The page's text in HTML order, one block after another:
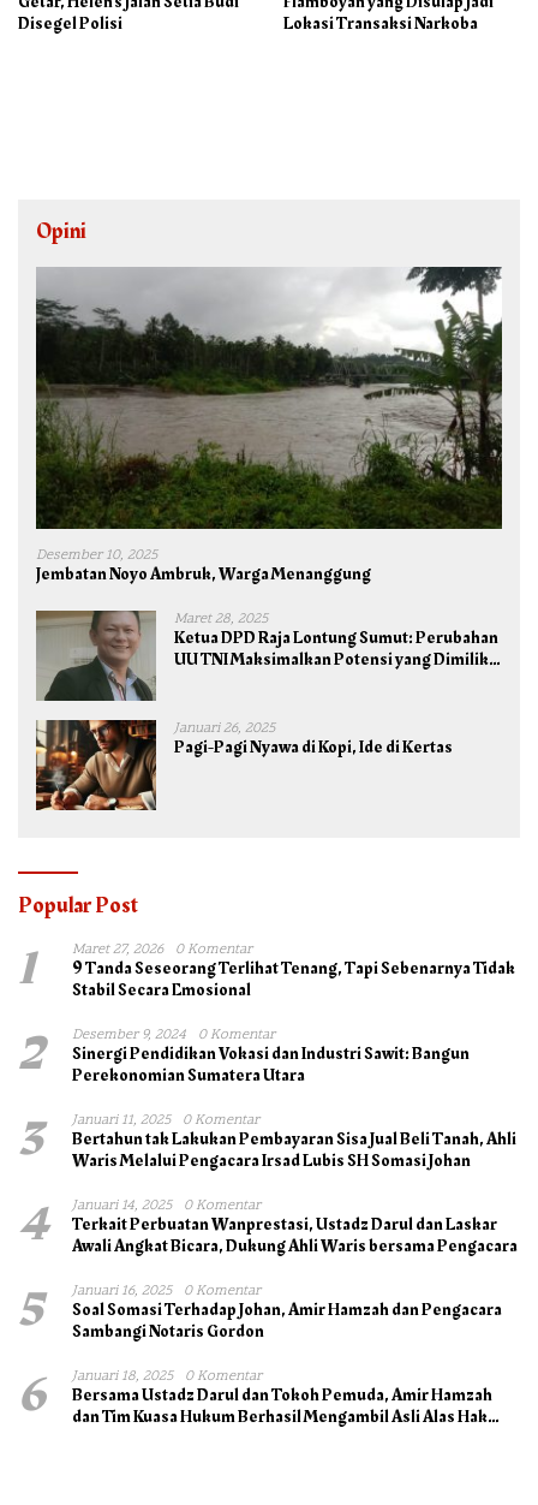
Disegel Polisi
Lokasi Transaksi Narkoba
Opini
Desember 10, 2025
Jembatan Noyo Ambruk, Warga Menanggung
Maret 28, 2025
Ketua DPD Raja Lontung Sumut: Perubahan
UU TNI Maksimalkan Potensi yang Dimiliki
Januari 26, 2025
Pagi-Pagi Nyawa di Kopi, Ide di Kertas
Popular Post
1 Maret 27, 2026 0 Komentar
9 Tanda Seseorang Terlihat Tenang, Tapi Sebenarnya Tidak
Stabil Secara Emosional
2 Desember 9, 2024 0 Komentar
Sinergi Pendidikan Vokasi dan Industri Sawit: Bangun
Perekonomian Sumatera Utara
3 Januari 11, 2025 0 Komentar
Bertahun tak Lakukan Pembayaran Sisa Jual Beli Tanah, Ahli
Waris Melalui Pengacara Irsad Lubis SH Somasi Johan
4 Januari 14, 2025 0 Komentar
Terkait Perbuatan Wanprestasi, Ustadz Darul dan Laskar
Awali Angkat Bicara, Dukung Ahli Waris bersama Pengacara
5 Januari 16, 2025 0 Komentar
Soal Somasi Terhadap Johan, Amir Hamzah dan Pengacara
Sambangi Notaris Gordon
6 Januari 18, 2025 0 Komentar
Bersama Ustadz Darul dan Tokoh Pemuda, Amir Hamzah
dan Tim Kuasa Hukum Berhasil Mengambil Asli Alas Hak